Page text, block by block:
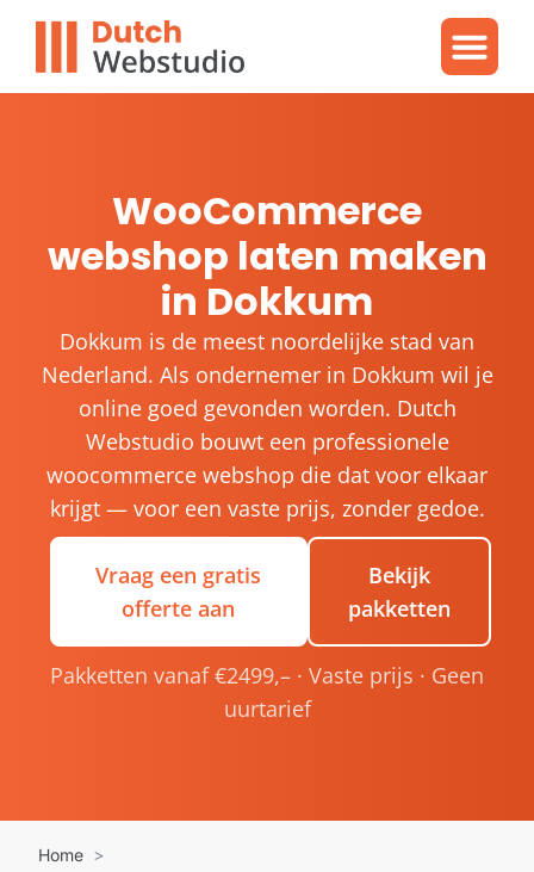
WooCommerce
webshop laten maken
in Dokkum
Dokkum is de meest noordelijke stad van
Nederland. Als ondernemer in Dokkum wil je
online goed gevonden worden. Dutch
Webstudio bouwt een professionele
woocommerce webshop die dat voor elkaar
krijgt — voor een vaste prijs, zonder gedoe.
Vraag een gratis
offerte aan
Bekijk
pakketten
Pakketten vanaf €2499,– · Vaste prijs · Geen
uurtarief
Home